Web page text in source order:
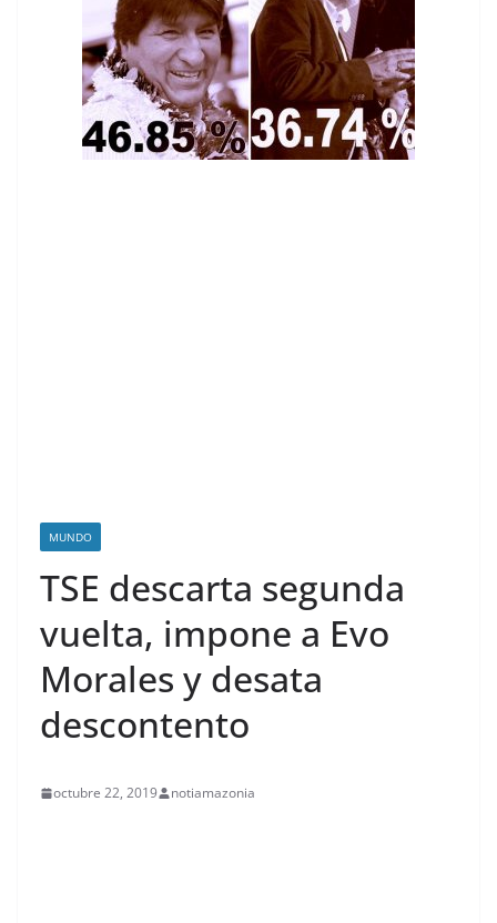
MUNDO
TSE descarta segunda
vuelta, impone a Evo
Morales y desata
descontento
octubre 22, 2019 notiamazonia